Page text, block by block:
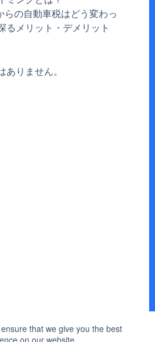
that we give you the best
on our website.
らの自動車税はどう変わっ
るメリット・デメリット
りません。